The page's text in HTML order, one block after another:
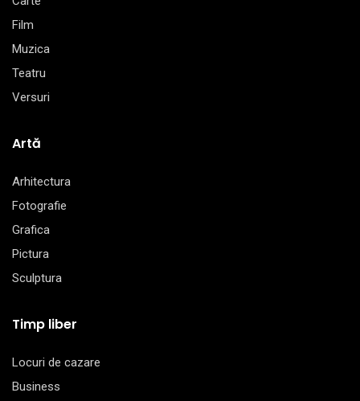
Film
Muzica
Teatru
Versuri
Artă
Arhitectura
Fotografie
Grafica
Pictura
Sculptura
Timp liber
Locuri de cazare
Business